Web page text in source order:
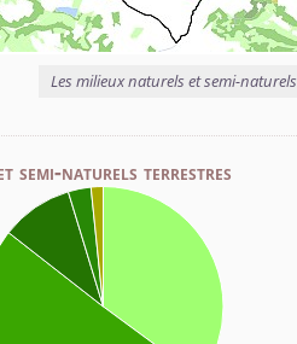
Les milieux naturels et semi-
semi-naturels terrestres